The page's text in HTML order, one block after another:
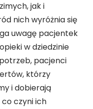
jak i
nich wyróżnia się
uwagę pacjentek
w dziedzinie
pacjenci
którzy
i dobierają
czyni ich